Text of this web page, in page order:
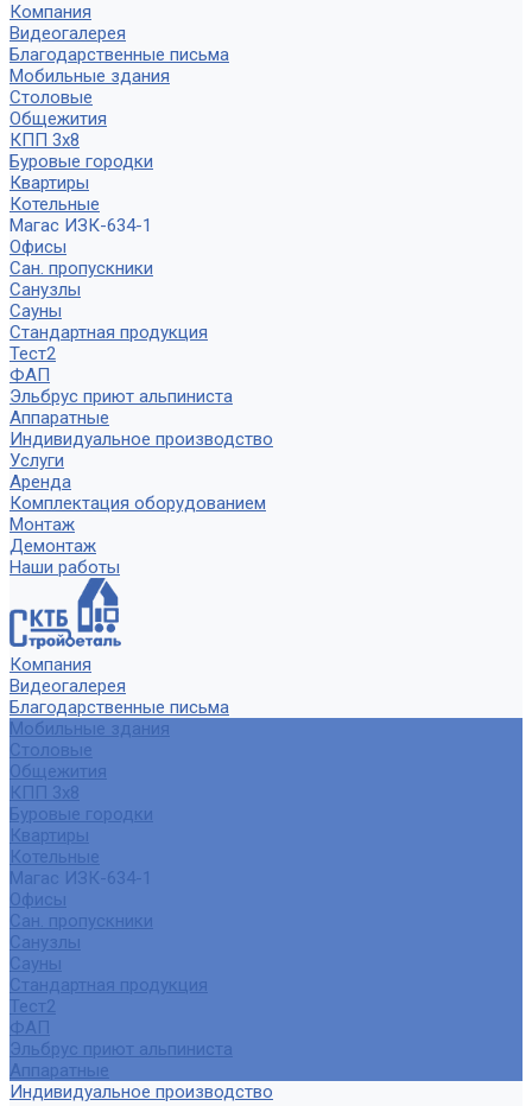
Компания
Видеогалерея
Благодарственные письма
Мобильные здания
Столовые
Общежития
КПП 3х8
Буровые городки
Квартиры
Котельные
Магас ИЗК-634-1
Офисы
Сан. пропускники
Санузлы
Сауны
Стандартная продукция
Тест2
ФАП
Эльбрус приют альпиниста
Аппаратные
Индивидуальное производство
Услуги
Аренда
Комплектация оборудованием
Монтаж
Демонтаж
Наши работы
Компания
Видеогалерея
Благодарственные письма
Мобильные здания
Столовые
Общежития
КПП 3х8
Буровые городки
Квартиры
Котельные
Магас ИЗК-634-1
Офисы
Сан. пропускники
Санузлы
Сауны
Стандартная продукция
Тест2
ФАП
Эльбрус приют альпиниста
Аппаратные
Индивидуальное производство